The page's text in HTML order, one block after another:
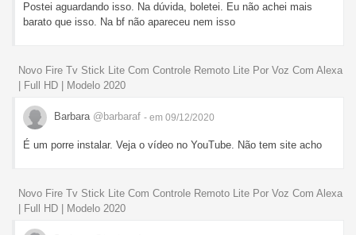
Postei aguardando isso. Na dúvida, boletei. Eu não achei mais
barato que isso. Na bf não apareceu nem isso
Novo Fire Tv Stick Lite Com Controle Remoto Lite Por Voz Com Alexa
| Full HD | Modelo 2020
Barbara @barbaraf - em 09/12/2020
É um porre instalar. Veja o vídeo no YouTube. Não tem site acho
Novo Fire Tv Stick Lite Com Controle Remoto Lite Por Voz Com Alexa
| Full HD | Modelo 2020